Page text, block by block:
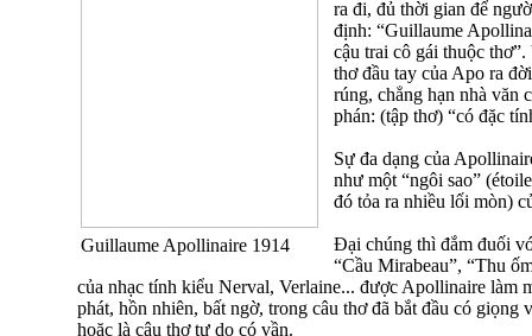
Guillaume Apollinaire 1914
ra đi, đủ thời gian để
định: “Guillaume
cậu trai cô gái thuộc
thơ đầu tay của Apo ra
rúng, chẳng hạn nhà văn
phán: (tập thơ) “có đặc
Sự đa dạng của
như một “ngôi sao”
đó tỏa ra nhiều lối mòn)
Đại chúng thì đắm đuối
“Cầu Mirabeau”, “Thu
của nhạc tính kiểu Nerval, Verlaine... được Apollinaire làm
phát, hồn nhiên, bất ngờ, trong câu thơ đã bắt đầu có giọng
hoặc là câu thơ tự do có vần.